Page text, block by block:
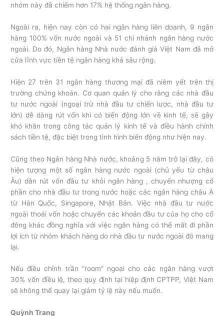
nhóm này đã chiếm hơn 17% hệ thống ngân hàng.
Ngoài ra, hiện nay còn có hai ngân hàng liên doanh, 9 ngân
hàng 100% vốn nước ngoài và 51 chi nhánh ngân hàng nước
ngoài. Do đó, Ngân hàng Nhà nước đánh giá Việt Nam đã mở
cửa lĩnh vực tiền tệ ngân hàng khá sâu rộng.
Hiện 27 trên 31 ngân hàng thương mại đã niêm yết trên thị
trường chứng khoán. Cơ quan quản lý cho rằng các nhà đầu
tư nước ngoài (ngoại trừ nhà đầu tư chiến lược, nhà đầu tư
lớn) dễ dàng rút vốn khi có biến động lớn về kinh tế, sẽ gây
khó khăn trong công tác quản lý kinh tế và điều hành chính
sách tiền tệ, đặc biệt trong tình hình biến động như hiện nay.
Cũng theo Ngân hàng Nhà nước, khoảng 5 năm trở lại đây, có
hiện tượng một số ngân hàng nước ngoài (chủ yếu từ châu
Âu) dần rút vốn đầu tư khỏi ngân hàng , chuyển nhượng cổ
phần cho nhà đầu tư trong nước hoặc các ngân hàng châu Á
từ Hàn Quốc, Singapore, Nhật Bản. Việc nhà đầu tư nước
ngoài thoái vốn hoặc chuyển các khoản đầu tư của họ cho cổ
đông khác đồng nghĩa với việc ngân hàng có thể mất đi phần
lợi ích từ nhóm khách hàng do nhà đầu tư nước ngoài đó mang
lại.
Nếu điều chỉnh trần “room” ngoại cho các ngân hàng vượt
30% vốn điều lệ, theo quy định tại hiệp định CPTPP, Việt Nam
sẽ không thể quay lại giảm tỷ lệ này nếu muốn.
Quỳnh Trang